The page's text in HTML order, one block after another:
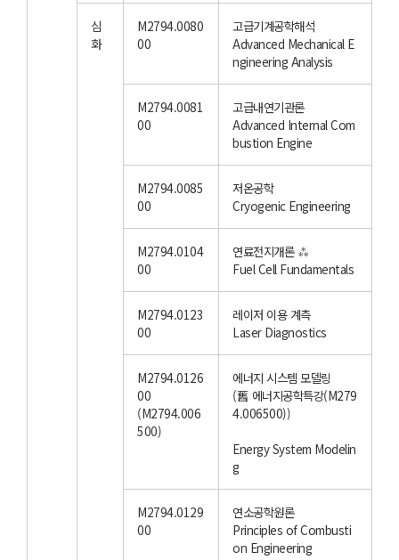
심
화
M2794.0080
00
고급기계공학해석
Advanced Mechanical E
ngineering Analysis
M2794.0081
00
고급내연기관론
Advanced Internal Com
bustion Engine
M2794.0085
00
저온공학
Cryogenic Engineering
M2794.0104
00
연료전지개론 ⁂
Fuel Cell Fundamentals
M2794.0123
00
레이저 이용 계측
Laser Diagnostics
M2794.0126
00
(M2794.006
500)
에너지 시스템 모델링
(舊 에너지공학특강(M279
4.006500))
Energy System Modelin
g
M2794.0129
00
연소공학원론
Principles of Combusti
on Engineering